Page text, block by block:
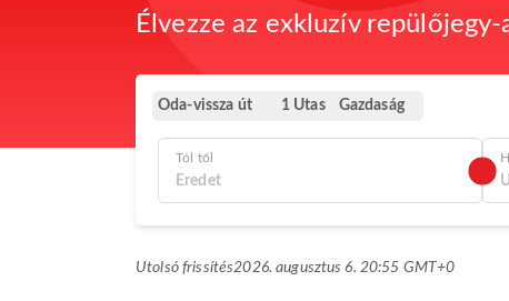
Élvezze az exkluzív
Oda-vissza út 1 Utas Gazdaság
Tól től
Utolsó frissítés2026. augusztus 6. 20:55 GMT+0